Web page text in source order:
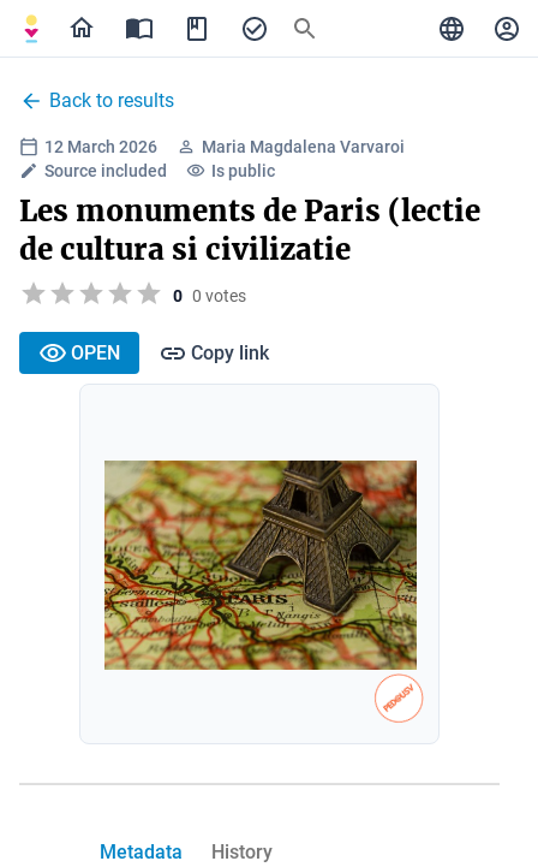
Back to results
12 March 2026
Maria Magdalena Varvaroi
Source included
Is public
Les monuments de Paris (lectie
de cultura si civilizatie
0 0 votes
OPEN Copy link
Metadata History